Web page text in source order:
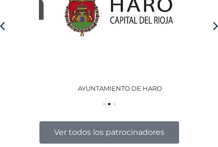
AYUNTAMIENTO DE HARO
Ver todos los patrocinadores